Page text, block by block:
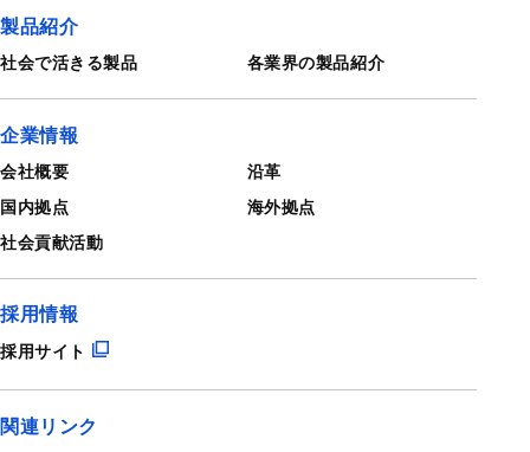
製品紹介
社会で活きる製品 各業界の製品紹介
企業情報
会社概要
沿革
国内拠点
海外拠点
社会貢献活動
採用情報
採用サイト
関連リンク